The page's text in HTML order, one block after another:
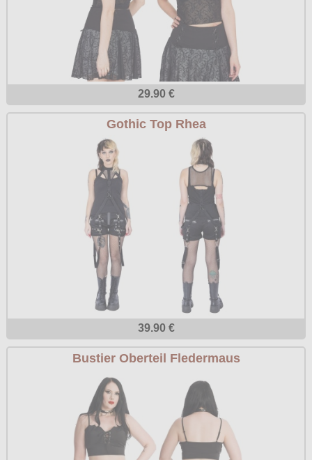
29.90 €
Gothic Top Rhea
39.90 €
Bustier Oberteil Fledermaus